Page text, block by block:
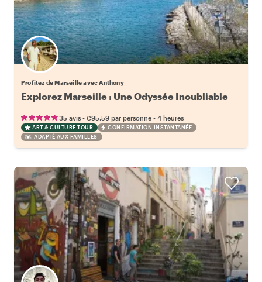
Profitez de Marseille avec Anthony
Explorez Marseille : Une Odyssée Inoubliable
35 avis • €95.59 par personne • 4 heures
ART & CULTURE TOUR
CONFIRMATION INSTANTANÉE
ADAPTÉ AUX FAMILLES